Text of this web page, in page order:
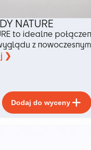
NATURE
to idealne
z
❯
Dodaj do wyceny
produkt
ma